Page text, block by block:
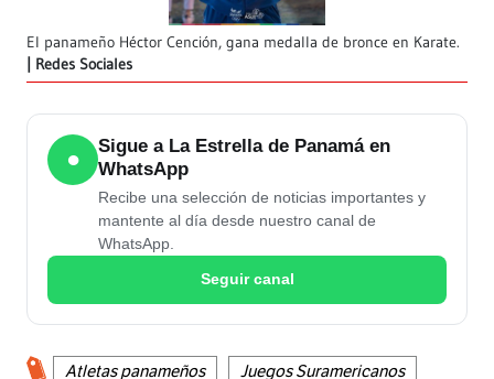
El panameño Héctor Cención, gana medalla de bronce en Karate.
Redes Sociales
●
Sigue a La Estrella de Panamá en
WhatsApp
Recibe una selección de noticias importantes y
mantente al día desde nuestro canal de
WhatsApp.
Seguir canal
Atletas panameños Juegos Suramericanos